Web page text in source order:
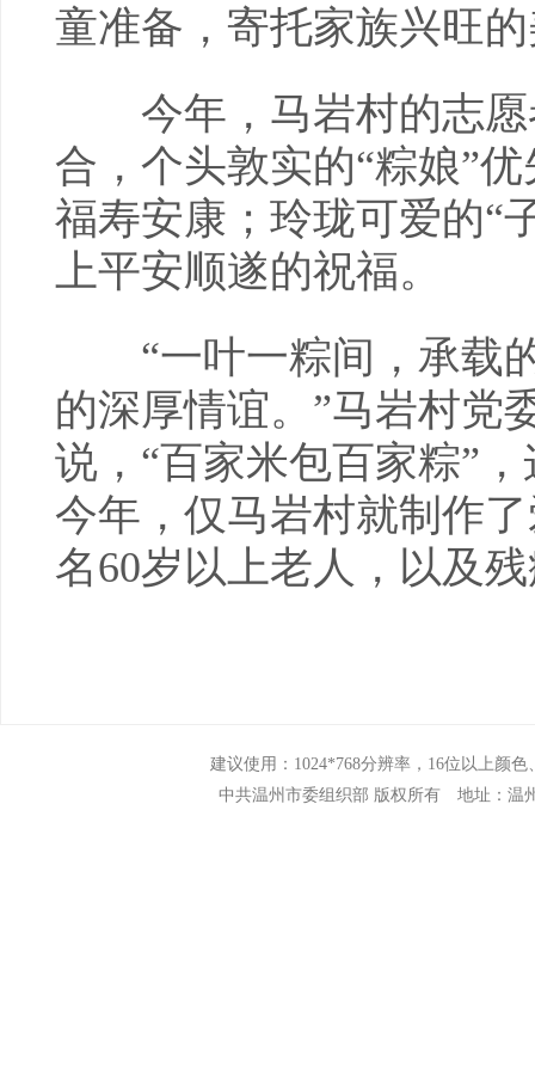
童准备，寄托家族兴旺
今年，马岩村的志愿
合，个头敦实的“粽娘”
福寿安康；玲珑可爱的“
上平安顺遂的祝福。
“一叶一粽间，承载的
的深厚情谊。”马岩村党
说，“百家米包百家粽”
今年，仅马岩村就制作
名60岁以上老人，以及
建议使用：1024*768分辨率，16位以上颜
中共温州市委组织部 版权所有 地址：温